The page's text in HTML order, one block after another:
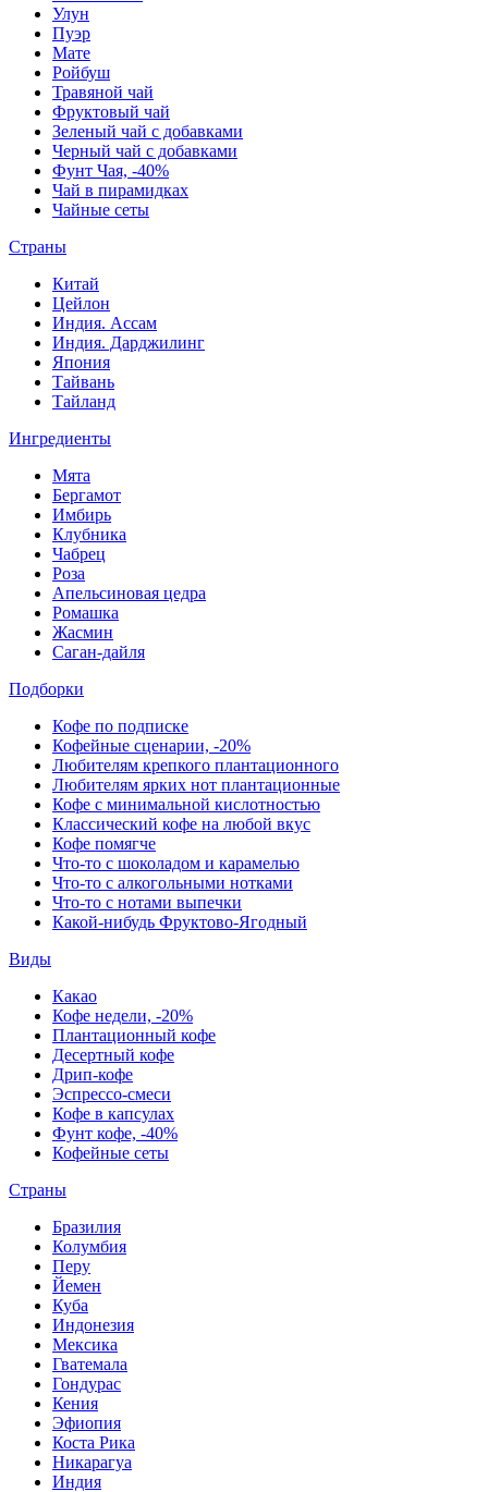
Улун
Пуэр
Мате
Ройбуш
Травяной чай
Фруктовый чай
Зеленый чай с добавками
Черный чай с добавками
Фунт Чая, -40%
Чай в пирамидках
Чайные сеты
Страны
Китай
Цейлон
Индия. Ассам
Индия. Дарджилинг
Япония
Тайвань
Тайланд
Ингредиенты
Мята
Бергамот
Имбирь
Клубника
Чабрец
Роза
Апельсиновая цедра
Ромашка
Жасмин
Саган-дайля
Подборки
Кофе по подписке
Кофейные сценарии, -20%
Любителям крепкого плантационного
Любителям ярких нот плантационные
Кофе с минимальной кислотностью
Классический кофе на любой вкус
Кофе помягче
Что-то с шоколадом и карамелью
Что-то с алкогольными нотками
Что-то с нотами выпечки
Какой-нибудь Фруктово-Ягодный
Виды
Какао
Кофе недели, -20%
Плантационный кофе
Десертный кофе
Дрип-кофе
Эспрессо-смеси
Кофе в капсулах
Фунт кофе, -40%
Кофейные сеты
Страны
Бразилия
Колумбия
Перу
Йемен
Куба
Индонезия
Мексика
Гватемала
Гондурас
Кения
Эфиопия
Коста Рика
Никарагуа
Индия